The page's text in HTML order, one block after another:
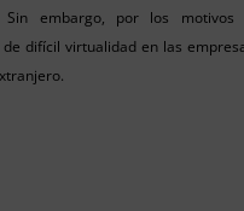
embargo, por los motivos
difícil virtualidad en las